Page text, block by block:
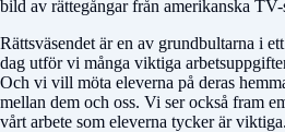
bild av rättegångar från amerikanska
Rättsväsendet är en av grundbultarna i
dag utför vi många viktiga
Och vi vill möta eleverna på deras
mellan dem och oss. Vi ser också fram
vårt arbete som eleverna tycker är viktiga.